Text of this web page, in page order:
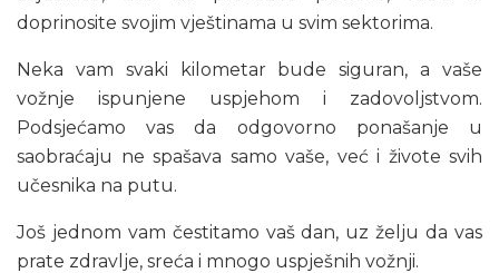
doprinosite svojim vještinama u svim sektorima.
Neka vam svaki kilometar bude siguran, a vaše
vožnje ispunjene uspjehom i zadovoljstvom.
Podsjećamo vas da odgovorno ponašanje u
saobraćaju ne spašava samo vaše, već i živote svih
učesnika na putu.
Još jednom vam čestitamo vaš dan, uz želju da vas
prate zdravlje, sreća i mnogo uspješnih vožnji.